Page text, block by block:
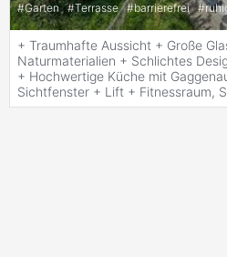
#Garten #Terrasse #barrierefrei #
+ Traumhafte Aussicht + Große
Naturmaterialien + Schlichtes
+ Hochwertige Küche mit
Sichtfenster + Lift + Fitnessraum,